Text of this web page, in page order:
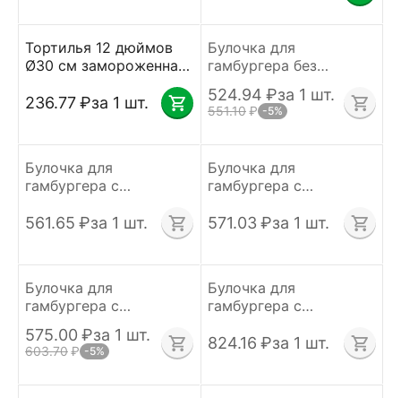
Тортилья 12 дюймов
Ø30 см замороженная
пачка 12 штук MISSION
236.77₽за 1 шт.
Булочка для
гамбургера без
кунжута Ø100мм 36 шт
по 55 г Клевер
524.94 ₽за 1 шт.
551.10₽ -5%
Булочка для
гамбургера с
шт по 55 г. Клевер
561.65 ₽за 1 шт.
Булочка для
гамбургера с
шт по 80 г Клевер
571.03₽за 1 шт.
Булочка для
гамбургера с
кунжутом Ø125 мм 25
шт по 90 г Клевер
575.00 ₽за 1 шт.
603.70₽ -5%
Булочка для
гамбургера с
шт. по 82 г. Unibake
824.16 ₽за 1 шт.